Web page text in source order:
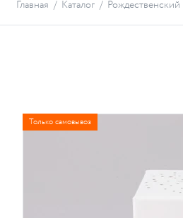
Главная / Каталог /
Только самовывоз